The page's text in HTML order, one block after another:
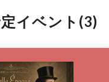
イベント(3)